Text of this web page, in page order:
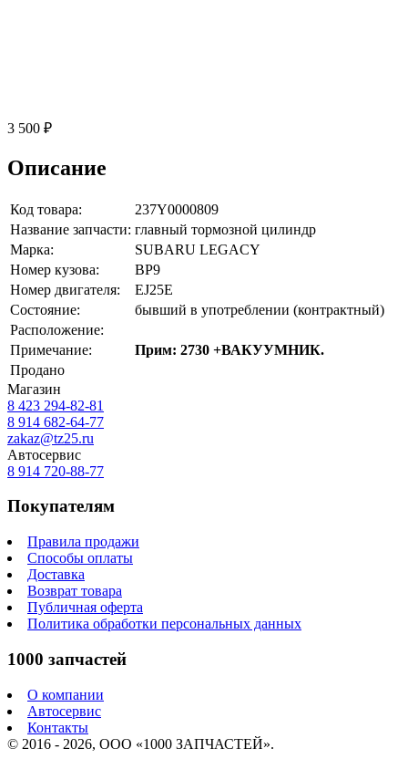
3 500 ₽
Описание
Код товара:
237Y0000809
Название запчасти: главный тормозной цилиндр
Марка:
SUBARU LEGACY
Номер кузова:
BP9
Номер двигателя:
EJ25E
Состояние:
бывший в употреблении (контрактный)
Расположение:
Примечание:
Прим: 2730 +ВАКУУМНИК.
Продано
Магазин
8 423 294-82-81
8 914 682-64-77
zakaz@tz25.ru
Автосервис
8 914 720-88-77
Покупателям
Правила продажи
Способы оплаты
Доставка
Возврат товара
Публичная оферта
Политика обработки персональных данных
1000 запчастей
О компании
Автосервис
Контакты
© 2016 - 2026, ООО «1000 ЗАПЧАСТЕЙ».